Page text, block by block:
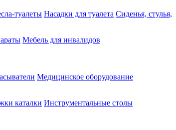
туалеты Насадки для туалета Сиденья, стулья,
Мебель для инвалидов
Медицинское оборудование
каталки Инструментальные столы